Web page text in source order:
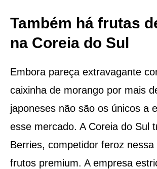
Também há frutas
na Coreia do Sul
Embora pareça extravagante
caixinha de morango por mais
japoneses não são os únicos a
esse mercado. A Coreia do Sul
Berries, competidor feroz nessa
frutos premium. A empresa